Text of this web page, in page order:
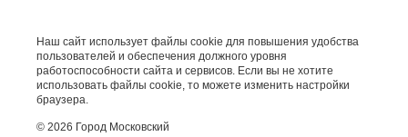
Наш сайт использует файлы cookie для повышения удобства
пользователей и обеспечения должного уровня
работоспособности сайта и сервисов. Если вы не хотите
использовать файлы cookie, то можете изменить настройки
браузера.
© 2026 Город Московский